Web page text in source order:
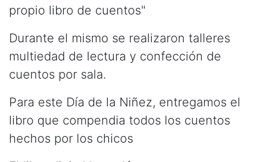
propio libro de cuentos"
Durante el mismo se realizaron talleres
multiedad de lectura y confección de
cuentos por sala.
Para este Día de la Niñez, entregamos el
libro que compendia todos los cuentos
hechos por los chicos